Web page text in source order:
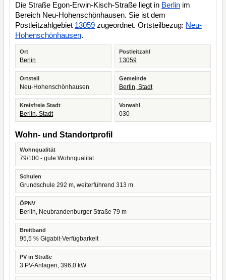
Die Straße Egon-Erwin-Kisch-Straße liegt in Berlin im
Bereich Neu-Hohenschönhausen. Sie ist dem
Postleitzahlgebiet 13059 zugeordnet. Ortsteilbezug: Neu-
Hohenschönhausen.
Ort
Berlin
Postleitzahl
13059
Ortsteil
Neu-Hohenschönhausen
Gemeinde
Berlin, Stadt
Kreisfreie Stadt
Berlin, Stadt
Vorwahl
030
Wohn- und Standortprofil
Wohnqualität
79/100 - gute Wohnqualität
Schulen
Grundschule 292 m, weiterführend 313 m
ÖPNV
Berlin, Neubrandenburger Straße 79 m
Breitband
95,5 % Gigabit-Verfügbarkeit
PV in Straße
3 PV-Anlagen, 396,0 kW